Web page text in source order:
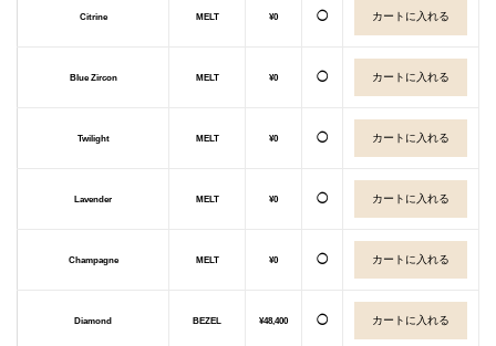
Citrine MELT ¥0 ◯
Blue Zircon MELT ¥0 ◯
Twilight MELT ¥0 ◯
Lavender MELT ¥0 ◯
Champagne MELT ¥0 ◯
Diamond BEZEL ¥48,400 ◯